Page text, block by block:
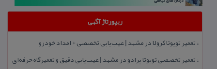
ریپورتاژ آگهی
:: تعمیر تویوتا كرولا در مشهد | عیب‌یابی تخصصی + امداد خودرو
:: تعمیر تخصصی تویوتا پرادو در مشهد | عیب‌یابی دقیق و تعمیرگاه حرفه‌ای